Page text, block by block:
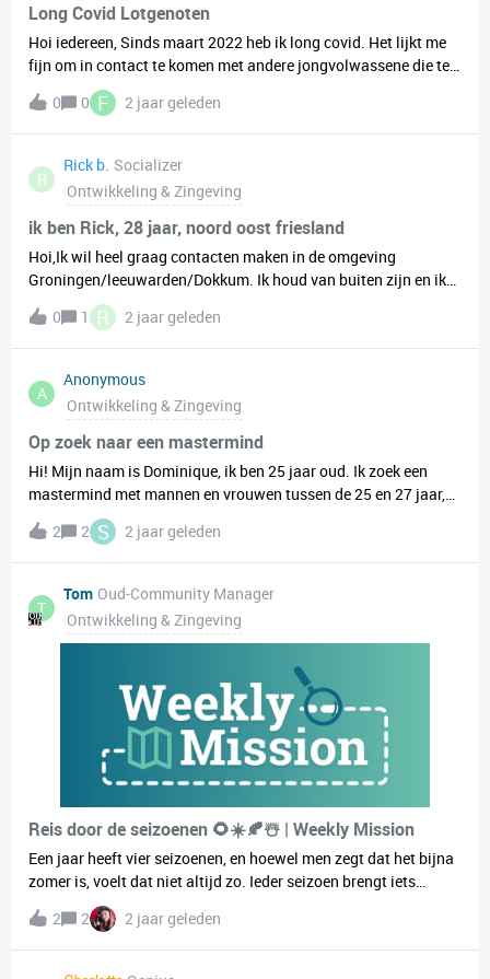
Long Covid Lotgenoten
Hoi iedereen, Sinds maart 2022 heb ik long covid. Het lijkt me
fijn om in contact te komen met andere jongvolwassene die te
maken (hebben gehad) met long covid om ervaringen te kunnen
delen en om elkaar te kunnen steunen tijdens mindere periodes.
Wellicht lukt het via deze weg om met elkaar een lotgenoten
groepje te starten! Heb je zelf te maken met long covid of ken je
iemand met long covid die wellicht geïnteresseerd is in
lotgenoten contact dan hoor ik graag van je! Liefs Anouk 🌺
0 0 F 2 jaar geleden
R
Rick b. Socializer
Ontwikkeling & Zingeving
ik ben Rick, 28 jaar, noord oost friesland
Hoi,Ik wil heel graag contacten maken in de omgeving
Groningen/leeuwarden/Dokkum. Ik houd van buiten zijn en ik
ben zelf hovenier en nog 1 jaar in opleiding. Ik doe aan
volleybal, kaatsen, tuinieren, moestuinieren, schilderen,
zelfontwikking en op mezelf wonen. Dit is soms wel eens veel
en ik kan ook wel vaak druk zijn in mijn hoofd. Ik mis het
hebben van leeftijdsgenoten/vrienden en ik vind het moeilijk
om die te maken. Het delen van leuke en minder leuke dingen.
En ervaring uitwisselen.Voor de rest ben ik meer
introvert buiten mij vertrouwde omgeving.. Het lijkt me leuk
om contact met jou te maken, Groeten Rick
0 1 R 2 jaar geleden
A
Anonymous
Ontwikkeling & Zingeving
Op zoek naar een mastermind
Hi! Mijn naam is Dominique, ik ben 25 jaar oud. Ik zoek een
mastermind met mannen en vrouwen tussen de 25 en 27 jaar,
een groep van ongeveer 10 personen, waar we elkaar kunnen
ondersteunen om onze doelen en dromen waar te maken.
Graag mensen die bezig zijn met zelfontwikkeling en naar een
betere versie van zichzelf.Als je hier ook interesse in hebt, stuur
mij dan een privéberichtje!😊
2 2 S 2 jaar geleden
T
Tom Oud-Community Manager
Ontwikkeling & Zingeving
Reis door de seizoenen 🌻☀️🍂☃️ | Weekly Mission
Een jaar heeft vier seizoenen, en hoewel men zegt dat het bijna
zomer is, voelt dat niet altijd zo. Ieder seizoen brengt iets
unieks met zich mee. Wat maakt elk seizoen voor jou speciaal?
Denk aan een toffe winteractiviteit van vroeger of die ene lange
zomeravond die maar geen einde leek te hebben. Deel een
herinnering, foto, verhaal of iets anders leuks uit ieder
2 2 2 jaar geleden